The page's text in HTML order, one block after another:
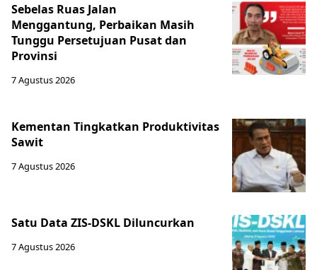
Sebelas Ruas Jalan
Menggantung, Perbaikan Masih
Tunggu Persetujuan Pusat dan
Provinsi
7 Agustus 2026
Kementan Tingkatkan Produktivitas
Sawit
7 Agustus 2026
Satu Data ZIS-DSKL Diluncurkan
7 Agustus 2026